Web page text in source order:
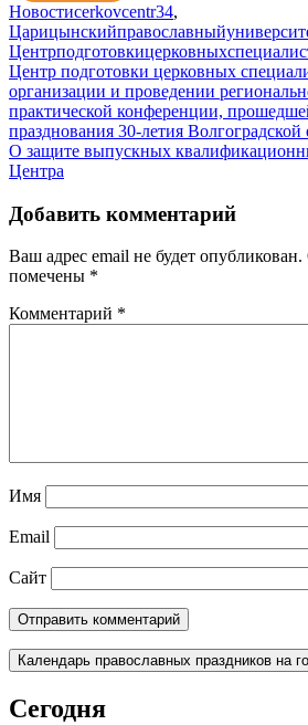
Новостиcerkovcentr34,
Навигация
по
записям
Центр подготовки церковных
организации и проведении
практической конференции,
празднования 30-летия Волгоградской
О защите выпускных
Центра
Добавить комментарий
Ваш адрес email не будет опубликован.
помечены *
Комментарий *
Имя
Email
Сайт
Календарь православных праздников на
Сегодня